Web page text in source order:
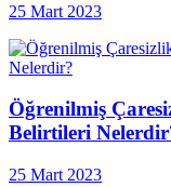
25 Mart 2023
Öğrenilmiş
Belirtileri
25 Mart 2023